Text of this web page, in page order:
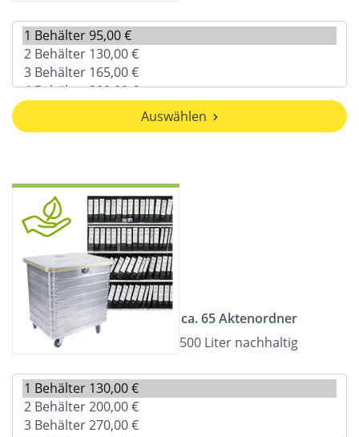
Auswählen
ca. 65 Aktenordner
500 Liter nachhaltig